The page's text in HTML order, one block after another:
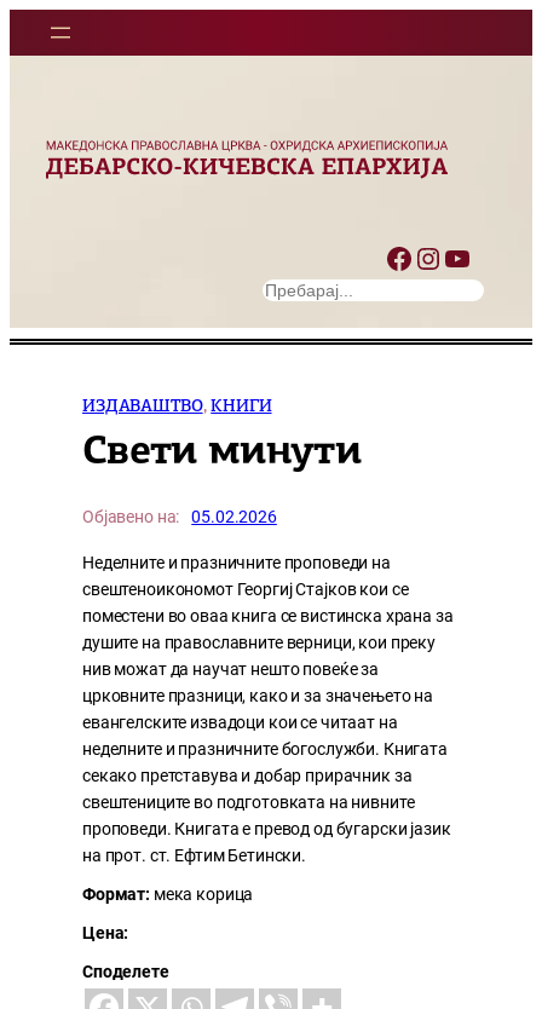
Facebook Instagram YouTube
S
a
c
ИЗДАВАШТВО, КНИГИ
Свети минути
Објавено на: 05.02.2026
Неделните и празничните проповеди на
свештеноикономот Георгиј Стајков кои се
поместени во оваа книга се вистинска храна за
душите на православните верници, кои преку
нив можат да научат нешто повеќе за
црковните празници, како и за значењето на
евангелските извадоци кои се читаат на
неделните и празничните богослужби. Книгата
секако претставува и добар прирачник за
свештениците во подготовката на нивните
проповеди. Книгата е превод од бугарски јазик
на прот. ст. Ефтим Бетински.
Формат: мека корица
Цена:
Споделете